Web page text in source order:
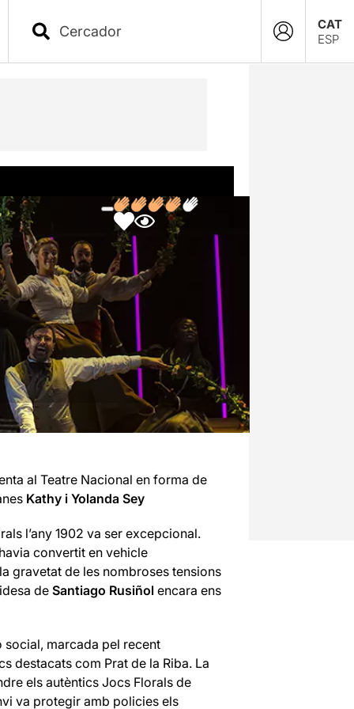
CAT
ESP
al Teatre Nacional en forma de
Kathy i Yolanda Sey
l’any 1902 va ser excepcional.
convertit en vehicle
gravetat de les nombroses tensions
de Santiago Rusiñol encara ens
marcada pel recent
destacats com Prat de la Riba. La
els autèntics Jocs Florals de
va protegir amb policies els